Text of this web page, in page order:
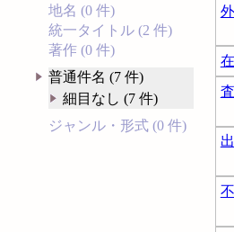
地名 (0 件)
統一タイトル (2 件)
著作 (0 件)
普通件名 (7 件)
細目なし (7 件)
ジャンル・形式 (0 件)